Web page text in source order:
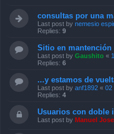
consultas por una
Last post by nemesio
Replies: 9
Sitio en mantención
Last post by Gaushito «
Replies: 6
...y estamos de
Last post by anf1892 « 02
Replies: 4
Usuarios con doble
Last post by Manuel Jose